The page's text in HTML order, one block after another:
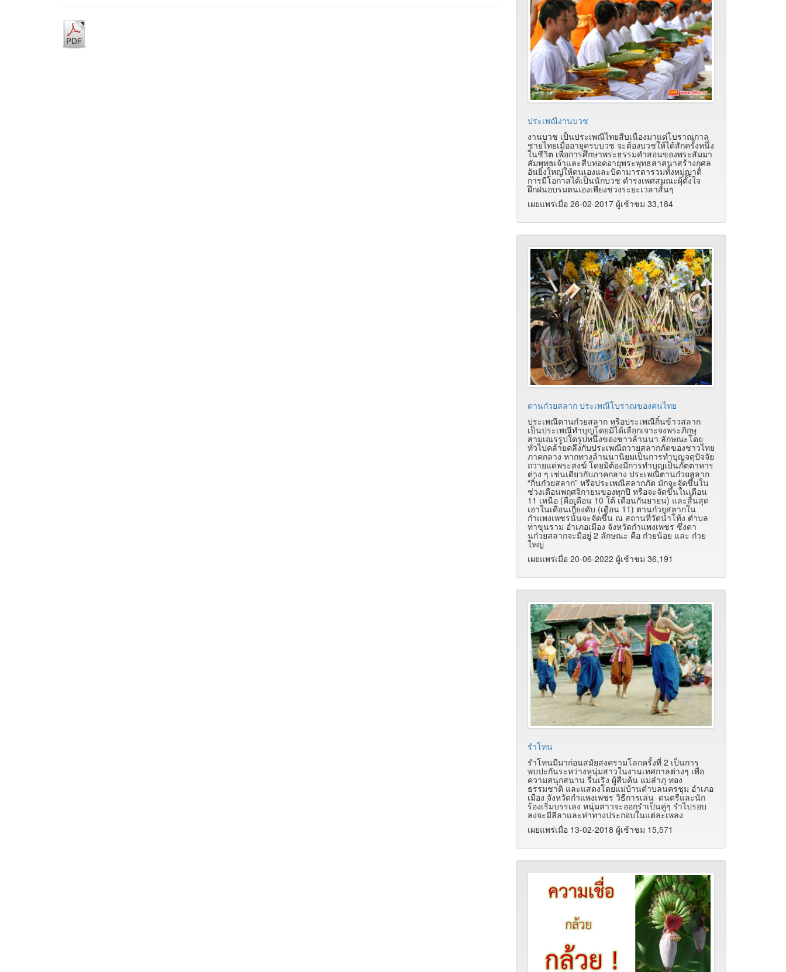
ประเพณีงานบวช
งานบวช เป็นประเพณีไทยสืบเนื่องมาแต่โบราณกาล
ชายไทยเมื่ออายุครบบวช จะต้องบวชให้ได้สักครั้งหนึ่ง
ในชีวิต เพื่อการศึกษาพระธรรมคำสอนของพระสัมมา
สัมพุทธเจ้าและสืบทอดอายุพระพุทธสาสนาสร้างกุศล
อันยิ่งใหญ่ให้ตนเองและบิดามารดารวมทั้งหมู่ญาติ
การมีโอกาสได้เป็นนักบวช ดำรงเพศสมณะผุ้ตั้งใจ
ฝึกฝนอบรมตนเองเพียงช่วงระยะเวลาสั้นๆ
เผยแพร่เมื่อ 26-02-2017 ผู้เช้าชม 33,184
ตานก๋วยสลาก ประเพณีโบราณของคนไทย
ประเพณีตานก๋วยสลาก หรือประเพณีกิ๋นข้าวสลาก
เป็นประเพณีทำบุญโดยมิได้เลือกเจาะจงพระภิกษุ
สามเณรรูปใดรูปหนึ่งของชาวล้านนา ลักษณะโดย
ทั่วไปคล้ายคลึงกับประเพณีถวายสลากภัตของชาวไทย
ภาคกลาง หากทางล้านนานิยมเป็นการทำบุญจตุปัจจัย
ถวายแด่พระสงฆ์ โดยมิต้องมีการทำบุญเป็นภัตตาหาร
ต่าง ๆ เช่นเดียวกับภาคกลาง ประเพณีตานก๋วยสลาก
“กิ๋นก๋วยสลาก” หรือประเพณีสลากภัต มักจะจัดขึ้นใน
ช่วงเดือนพฤศจิกายนของทุกปี หรือจะจัดขึ้นในเดือน
11 เหนือ (คือเดือน 10 ใต้ เดือนกันยายน) และสิ้นสุด
เอาในเดือนเกี๋ยงดับ (เดือน 11) ตานก๋วยสลากใน
กำแพงเพชรนั้นจะจัดขึ้น ณ สถานที่วัดน้ำโท้ง ตำบล
ท่าขุนราม อำเภอเมือง จังหวัดกำแพงเพชร ซึ่งตา
นก๋วยสลากจะมีอยู่ 2 ลักษณะ คือ ก๋วยน้อย และ ก๋วย
ใหญ่
เผยแพร่เมื่อ 20-06-2022 ผู้เช้าชม 36,191
รำโทน
รำโทนมีมาก่อนสมัยสงครามโลกครั้งที่ 2 เป็นการ
พบปะกันระหว่างหนุ่มสาวในงานเทศกาลต่างๆ เพื่อ
ความสนุกสนาน รื่นเริง ผู้สืบค้น แม่ลำภุ ทอง
ธรรมชาติ และแสดงโดยแม่บ้านตำบลนครชุม อำเภอ
เมือง จังหวัดกำแพงเพชร วิธีการเล่น ดนตรีและนัก
ร้องเริ่มบรรเลง หนุ่มสาวจะออกรำเป็นคู่ๆ รำไปรอบ
ลงจะมีลีลาและท่าทางประกอบในแต่ละเพลง
เผยแพร่เมื่อ 13-02-2018 ผู้เช้าชม 15,571